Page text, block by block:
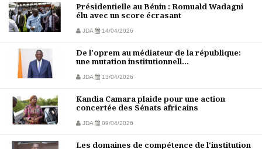
Présidentielle au Bénin : Romuald Wadagni
élu avec un score écrasant
JDA 14/04/2026
De l'oprem au médiateur de la république:
une mutation institutionnell...
JDA 13/04/2026
Kandia Camara plaide pour une action
concertée des Sénats africains
JDA 09/04/2026
Les domaines de compétence de l'institution